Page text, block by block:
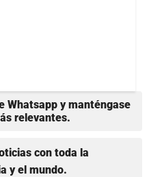
Whatsapp y manténgase
relevantes.
con toda la
y el mundo.